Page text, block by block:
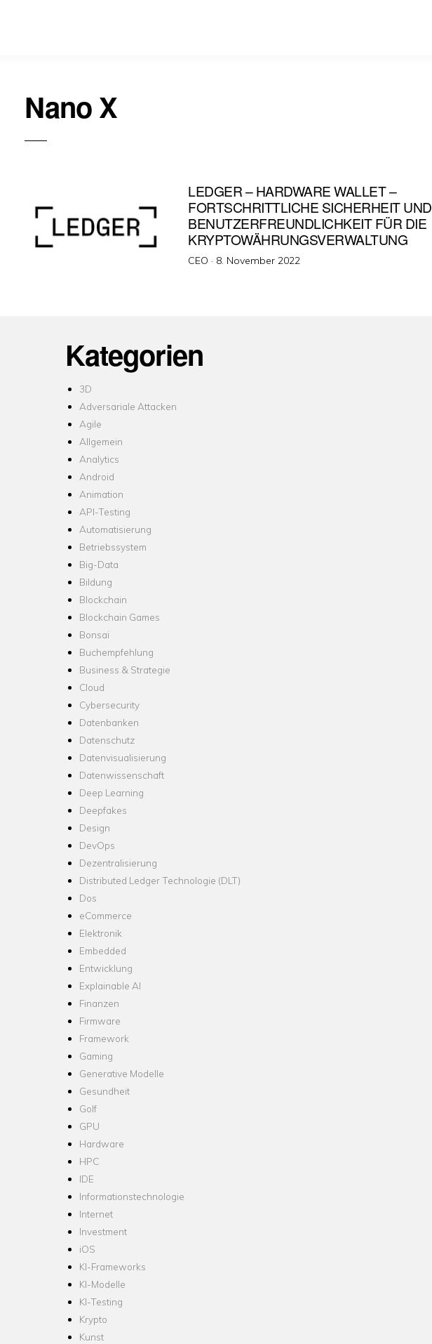
Nano X
LEDGER – HARDWARE WALLET –
FORTSCHRITTLICHE SICHERHEIT UND
BENUTZERFREUNDLICHKEIT FÜR DIE
KRYPTOWÄHRUNGSVERWALTUNG
CEO · Veröffentlicht
8. November 2022
Kategorien
3D
Adversariale Attacken
Agile
Allgemein
Analytics
Android
Animation
API-Testing
Automatisierung
Betriebssystem
Big-Data
Bildung
Blockchain
Blockchain Games
Bonsai
Buchempfehlung
Business & Strategie
Cloud
Cybersecurity
Datenbanken
Datenschutz
Datenvisualisierung
Datenwissenschaft
Deep Learning
Deepfakes
Design
DevOps
Dezentralisierung
Distributed Ledger Technologie (DLT)
Dos
eCommerce
Elektronik
Embedded
Entwicklung
Explainable AI
Finanzen
Firmware
Framework
Gaming
Generative Modelle
Gesundheit
Golf
GPU
Hardware
HPC
IDE
Informationstechnologie
Internet
Investment
iOS
KI-Frameworks
KI-Modelle
KI-Testing
Krypto
Kunst